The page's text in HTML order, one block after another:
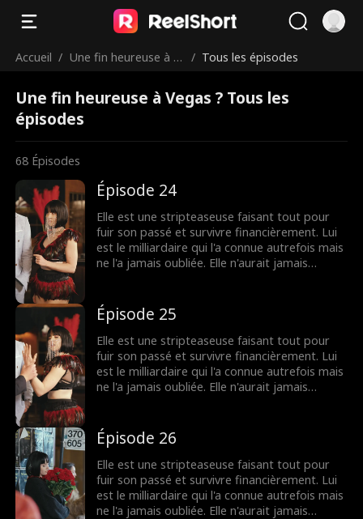
Accueil / Une fin heureuse à V
/ Tous les épisodes
Une fin heureuse à Vegas ? Tous les
épisodes
68 Épisodes
Épisode 24
Elle est une stripteaseuse faisant tout pour
fuir son passé et survivre financièrement. Lui
est le milliardaire qui l'a connue autrefois mais
ne l'a jamais oubliée. Elle n'aurait jamais
demande en mariage. À présent, elle est prise
au piège, entre cacher leur mariage secret et
étouffer les rumeurs qui pourraient tous les
deux les anéantir... tout en essayant de savoir
s'il l’aime vraiment, ou s'il veut juste la
posséder.
Épisode 25
Elle est une stripteaseuse faisant tout pour
fuir son passé et survivre financièrement. Lui
est le milliardaire qui l'a connue autrefois mais
ne l'a jamais oubliée. Elle n'aurait jamais
demande en mariage. À présent, elle est prise
au piège, entre cacher leur mariage secret et
étouffer les rumeurs qui pourraient tous les
deux les anéantir... tout en essayant de savoir
s'il l’aime vraiment, ou s'il veut juste la
posséder.
Épisode 26
Elle est une stripteaseuse faisant tout pour
fuir son passé et survivre financièrement. Lui
est le milliardaire qui l'a connue autrefois mais
ne l'a jamais oubliée. Elle n'aurait jamais